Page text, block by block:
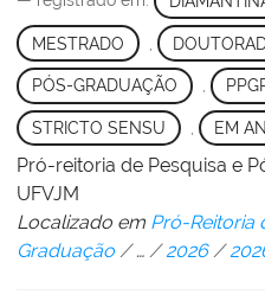
MESTRADO
PÓS-GRADUAÇÃO ,
STRICTO SENSU EM
Pró-reitoria de Pesquisa e
UFVJM
Localizado em Pró-Reitoria
Graduação /… /2026 /